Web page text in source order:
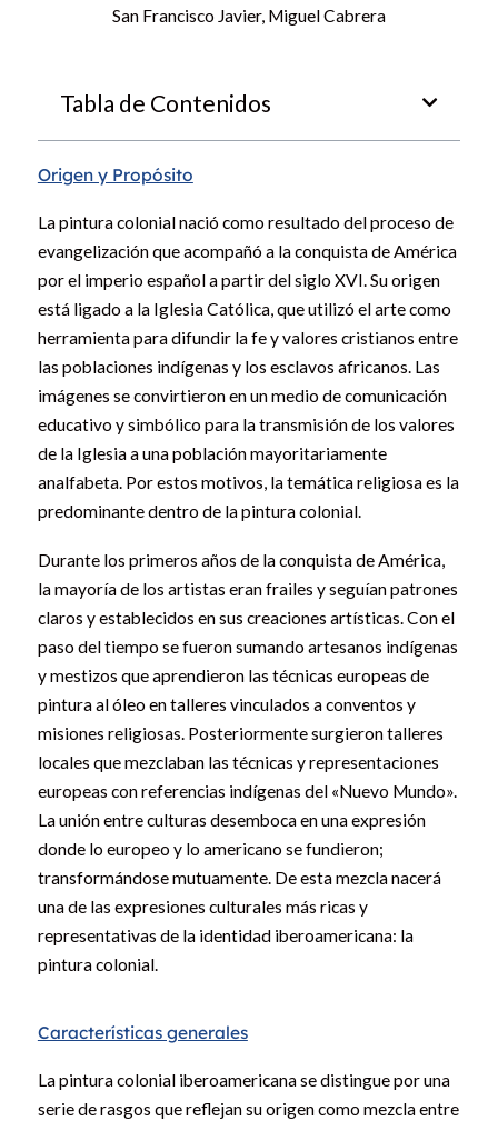
San Francisco Javier, Miguel Cabrera
Tabla de Contenidos
Origen y Propósito
La pintura colonial nació como resultado del proceso de
evangelización que acompañó a la conquista de América
por el imperio español a partir del siglo XVI. Su origen
está ligado a la Iglesia Católica, que utilizó el arte como
herramienta para difundir la fe y valores cristianos entre
las poblaciones indígenas y los esclavos africanos. Las
imágenes se convirtieron en un medio de comunicación
educativo y simbólico para la transmisión de los valores
de la Iglesia a una población mayoritariamente
analfabeta. Por estos motivos, la temática religiosa es la
predominante dentro de la pintura colonial.
Durante los primeros años de la conquista de América,
la mayoría de los artistas eran frailes y seguían patrones
claros y establecidos en sus creaciones artísticas. Con el
paso del tiempo se fueron sumando artesanos indígenas
y mestizos que aprendieron las técnicas europeas de
pintura al óleo en talleres vinculados a conventos y
misiones religiosas. Posteriormente surgieron talleres
locales que mezclaban las técnicas y representaciones
europeas con referencias indígenas del «Nuevo Mundo».
La unión entre culturas desemboca en una expresión
donde lo europeo y lo americano se fundieron;
transformándose mutuamente. De esta mezcla nacerá
una de las expresiones culturales más ricas y
representativas de la identidad iberoamericana: la
pintura colonial.
Características generales
La pintura colonial iberoamericana se distingue por una
serie de rasgos que reflejan su origen como mezcla entre